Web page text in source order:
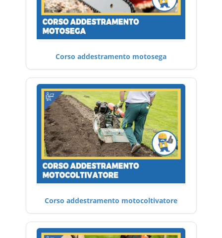
Corso addestramento motosega
Corso addestramento motocoltivatore